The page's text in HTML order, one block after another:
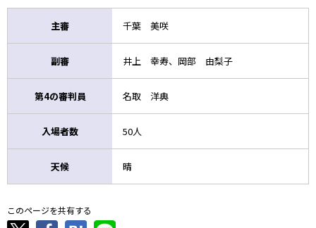
主審 千葉 美咲
副審 井上 幸寿、岡部 由梨子
第4の審判員 名取 洋典
入場者数 50人
天候 晴
このページを共有する